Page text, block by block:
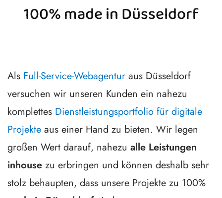
100% made in Düsseldorf
Als Full-Service-Webagentur aus Düsseldorf
versuchen wir unseren Kunden ein nahezu
komplettes Dienstleistungsportfolio für digitale
Projekte aus einer Hand zu bieten. Wir legen
großen Wert darauf, nahezu alle Leistungen
inhouse zu erbringen und können deshalb sehr
stolz behaupten, dass unsere Projekte zu 100%